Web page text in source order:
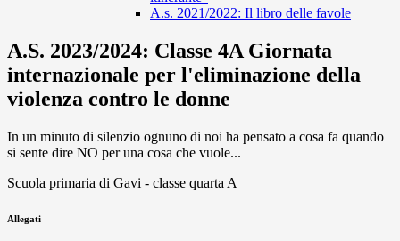
A.s. 2021/2022: Il libro delle favole
A.S. 2023/2024: Classe 4A Giornata
internazionale per l'eliminazione della
violenza contro le donne
In un minuto di silenzio ognuno di noi ha pensato a cosa fa quando
si sente dire NO per una cosa che vuole...
Scuola primaria di Gavi - classe quarta A
Allegati